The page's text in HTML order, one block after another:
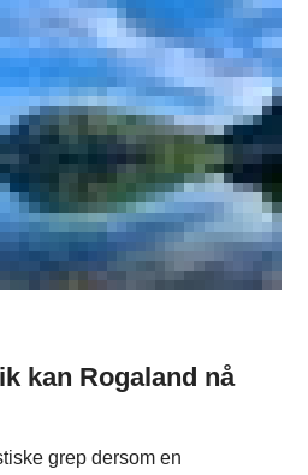
kan Rogaland nå
grep dersom en